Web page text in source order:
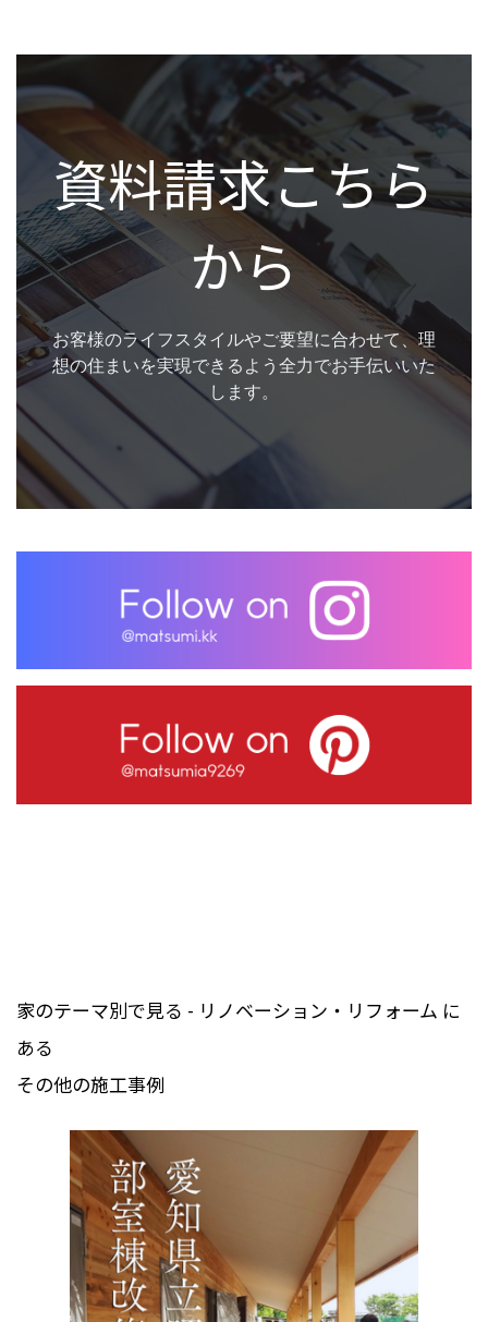
資料請求こちら
から
お客様のライフスタイルやご要望に合わせて、理
想の住まいを実現できるよう全力でお手伝いいた
します。
家のテーマ別で見る - リノベーション・リフォーム に
ある
その他の施工事例